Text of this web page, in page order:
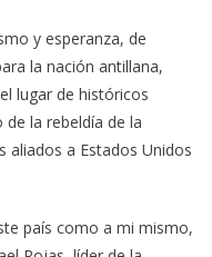
y esperanza, de
la nación antillana,
lugar de históricos
la rebeldía de la
aliados a Estados Unidos
país como a mi mismo,